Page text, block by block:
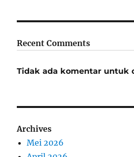
Recent Comments
Tidak ada komentar untuk
Archives
Mei 2026